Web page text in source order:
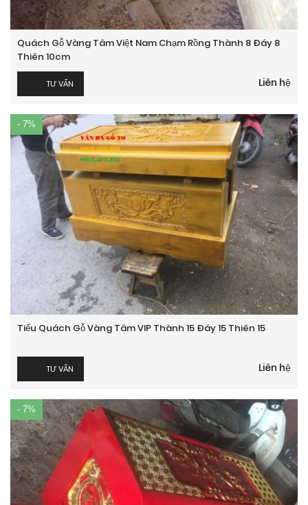
Quách Gỗ Vàng Tâm Việt Nam Chạm Rồng Thành 8 Đáy 8
Thiên 10cm
TƯ VẤN Liên hệ
- 7%
Tiểu Quách Gỗ Vàng Tâm VIP Thành 15 Đáy 15 Thiên 15
TƯ VẤN Liên hệ
- 7%